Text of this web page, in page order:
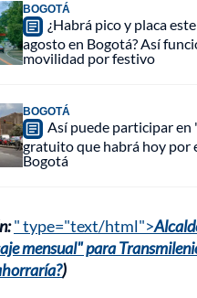
BOGOTÁ
¿Habrá pico y placa
agosto en Bogotá? Así
movilidad por festivo
BOGOTÁ
Así puede participar en
gratuito que habrá hoy por
Bogotá
" type="text/html">
mensual" para
)